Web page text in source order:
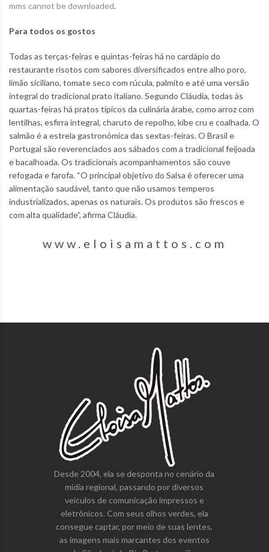
mms cannot be downloaded.
Para todos os gostos
Todas as terças-feiras e quintas-feiras há no cardápio do
restaurante risotos com sabores diversificados entre alho poro,
limão siciliano, tomate seco com rúcula, palmito e até uma versão
integral do tradicional prato italiano. Segundo Cláudia, todas às
quartas-feiras há pratos típicos da culinária árabe, como arroz com
lentilhas, esfirra integral, charuto de repolho, kibe cru e coalhada. O
salmão é a estrela gastronômica das sextas-feiras. O Brasil e
Portugal são reverenciados aos sábados com a tradicional feijoada
e bacalhoada. Os tradicionais acompanhamentos são couve
refogada e farofa. “O principal objetivo do Salsa é oferecer uma
alimentação saudável, tanto que não usamos temperos
industrializados, apenas os naturais. Os produtos são frescos e
com alta qualidade”, afirma Cláudia.
www.eloisamattos.com
Desde 2004, ela se desponta no cenário da
mídia regional, passando por diversos
veículos de comunicação impressos e
eletrônicos. Com seus olhos verdes, ela
consegue captar, por meio de suas lentes,
as imagens mais marcantes dos eventos